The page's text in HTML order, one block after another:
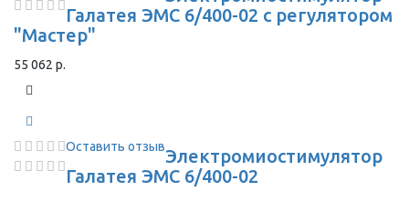
Галатея ЭМС 6/400-02 с регулятором
"Мастер"
55 062 р.
Оставить отзывЭлектромиостимулятор
Галатея ЭМС 6/400-02